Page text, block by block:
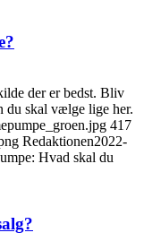
der er bedst. Bliv
du skal vælge lige her.
417
Redaktionen2022-
Hvad skal du